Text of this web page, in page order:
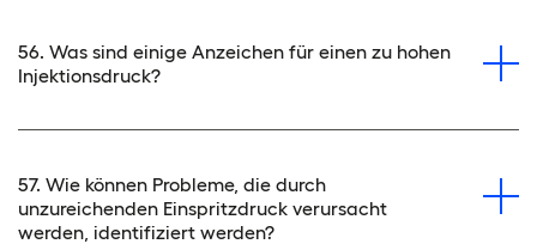
56. Was sind einige Anzeichen für einen zu hohen
Injektionsdruck?
57. Wie können Probleme, die durch
unzureichenden Einspritzdruck verursacht
werden, identifiziert werden?